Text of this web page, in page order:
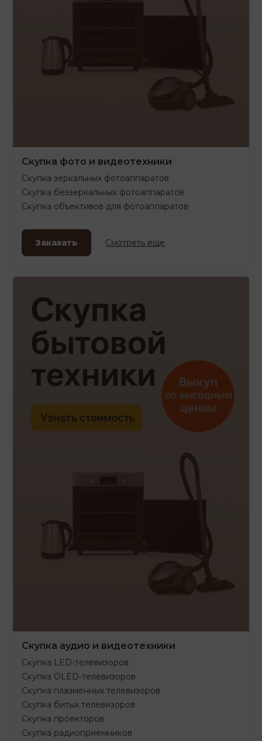
Скупка фото и видеотехники
Скупка зеркальных фотоаппаратов
Скупка беззеркальных фотоаппаратов
Скупка объективов для фотоаппаратов
Заказать Смотреть еще
Скупка аудио и видеотехники
Скупка LED-телевизоров
Скупка OLED-телевизоров
Скупка плазменных телевизоров
Скупка битых телевизоров
Скупка проекторов
Скупка радиоприёмников